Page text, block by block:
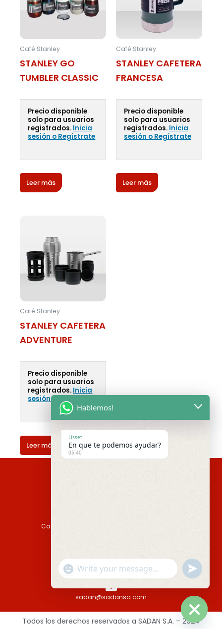
Café Stanley
STANLEY GO
TUMBLER CLASSIC
Precio disponible
solo para usuarios
registrados. Inicia
sesión o Regístrate
Leer más
Café Stanley
STANLEY CAFETERA
FRANCESA
Precio disponible
solo para usuarios
registrados. Inicia
sesión o Regístrate
Leer más
Café Stanley
STANLEY CAFETERA
ADVENTURE
Precio disponible
solo para usuarios
registrados. Inicia
sesión o Regístrate
Leer más
Camino Casavalle 4387 Montevideo, Uruguay
Tel: (598) 2357 2727
Fax: (598) 2357 2727 int. 123
sadan@sadansa.com
Todos los derechos reservados a SADAN S.A. – 2024Hide
Hablemos!
Lisset
En que te podemos ayudar?
05:40
"+chaty_settings.lang.emoji_picker+"
WhatsApp
undefined